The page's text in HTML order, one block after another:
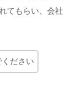
てもらい、会社
ださい